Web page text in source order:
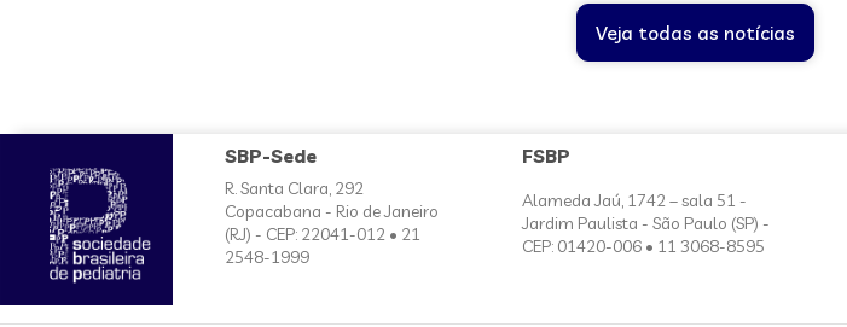
Veja todas as notícias
SBP-Sede
R. Santa Clara, 292
Copacabana - Rio de Janeiro
(RJ) - CEP: 22041-012 • 21
2548-1999
FSBP
Alameda Jaú, 1742 – sala 51 -
Jardim Paulista - São Paulo (SP) -
CEP: 01420-006 • 11 3068-8595